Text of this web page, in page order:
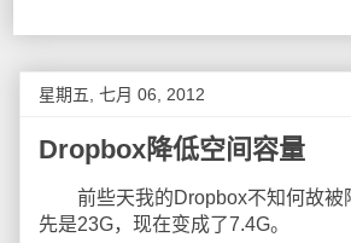
星期五, 七月 06, 2012
Dropbox降低空间容量
前些天我的Dropbox不知何故被
先是23G，现在变成了7.4G。